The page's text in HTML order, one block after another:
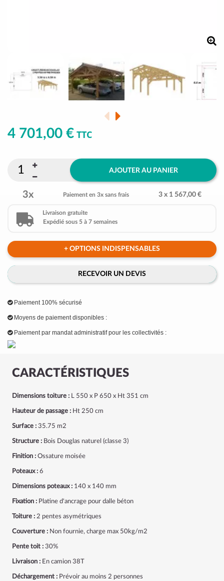
CARACTÉRISTIQUES
Dimensions toiture : L 550 x P 650 x Ht 351 cm
Hauteur de passage : Ht 250 cm
Surface : 35.75 m2
Structure : Bois Douglas naturel (classe 3)
Finition : Ossature moisée
Poteaux : 6
Dimensions poteaux : 140 x 140 mm
Fixation : Platine d'ancrage pour dalle béton
Toiture : 2 pentes asymétriques
Couverture : Non fournie, charge max 50kg/m2
Pente toit : 30%
Livraison : En camion 38T
Déchargement : Prévoir au moins 2 personnes
4 701,00 € TTC
AJOUTER AU PANIER
3x Paiement en 3x sans frais 3 x 1 567,00 €
Livraison gratuite
Expédié sous 5 à 7 semaines
+ OPTIONS INDISPENSABLES
RECEVOIR UN DEVIS
Paiement 100% sécurisé
Moyens de paiement disponibles :
Paiement par mandat administratif pour les collectivités :